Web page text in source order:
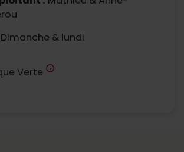
Dimanche & lundi
Verte info